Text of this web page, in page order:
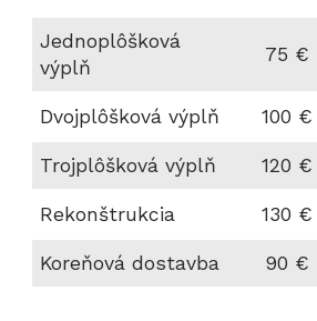
Jednoplôšková
výplň
75 €
Dvojplôšková výplň 100 €
Trojplôšková výplň 120 €
Rekonštrukcia 130 €
Koreňová dostavba 90 €